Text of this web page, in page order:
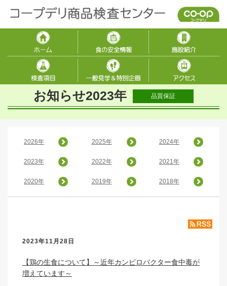
お知らせ2023年 品質保証
2026年 2025年 2024年
2023年 2022年 2021年
2020年 2019年 2018年
2023年11月28日
【鶏の生食について】～近年カンピロバクター食中毒が
増えています～